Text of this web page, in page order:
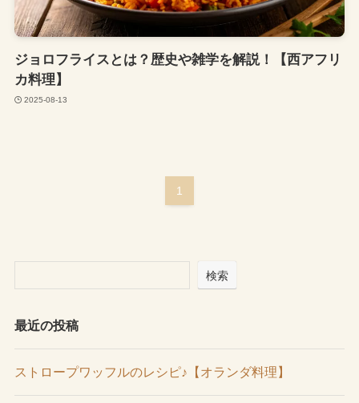
ジョロフライスとは？歴史や雑学を解説！【西アフリ
カ料理】
2025-08-13
1
検索
最近の投稿
ストロープワッフルのレシピ♪【オランダ料理】